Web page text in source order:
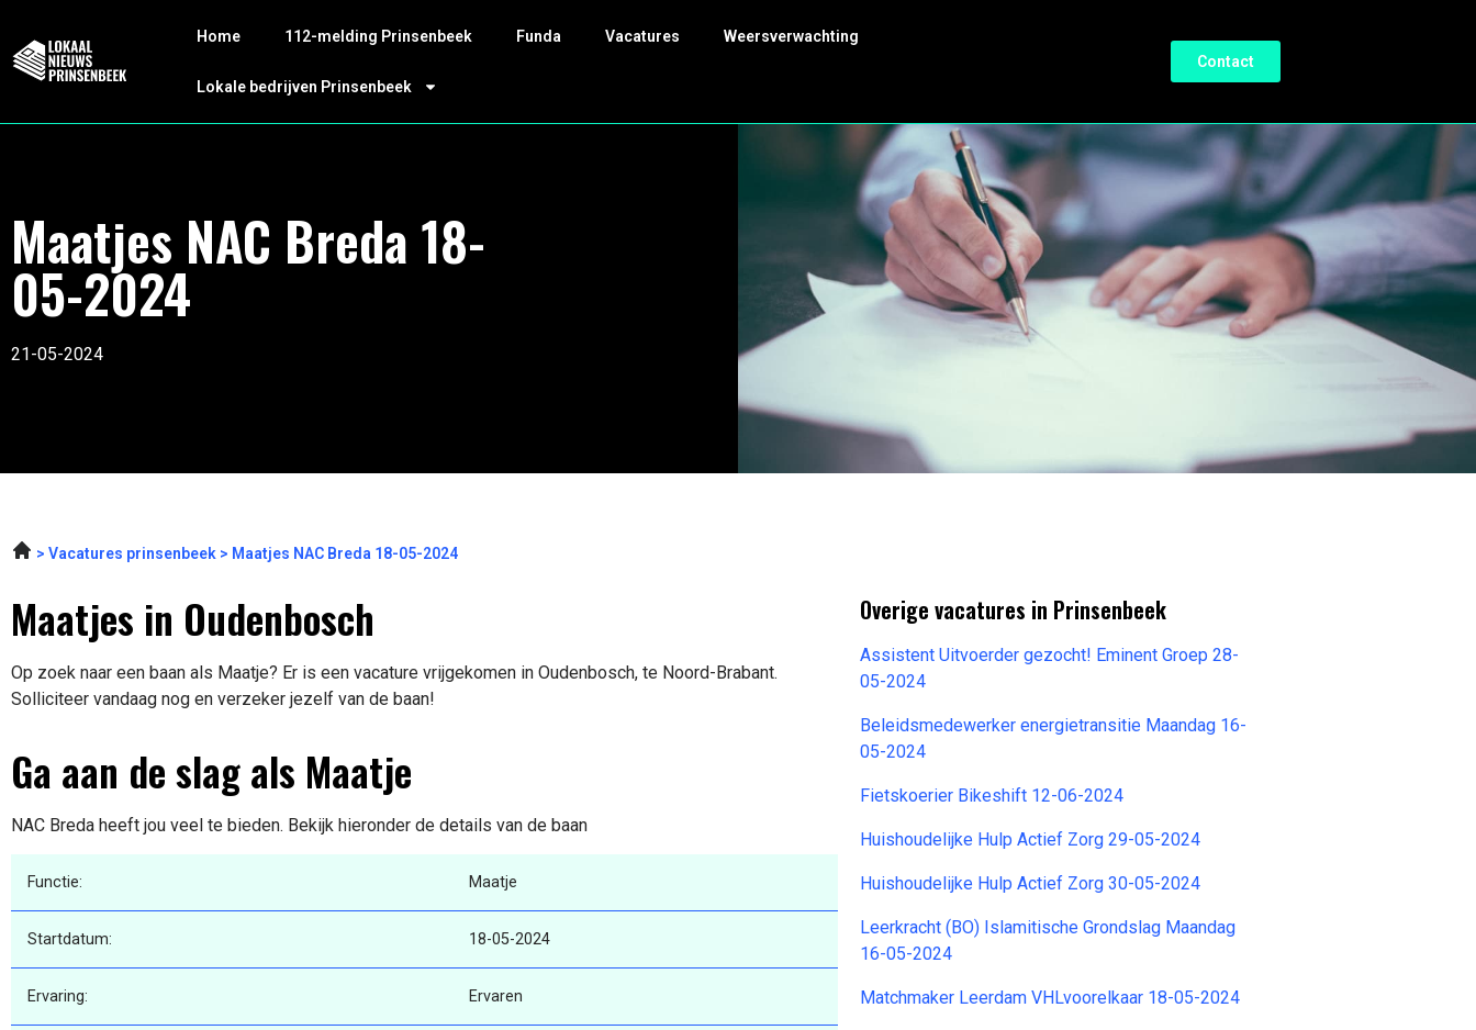
Home 112-melding Prinsenbeek Funda Vacatures Weersverwachting
Lokale bedrijven Prinsenbeek
Contact
Maatjes NAC Breda 18-
05-2024
21-05-2024
Vacatures prinsenbeek Maatjes NAC Breda 18-05-2024
Maatjes in Oudenbosch
Op zoek naar een baan als Maatje? Er is een vacature vrijgekomen in Oudenbosch, te Noord-Brabant.
Solliciteer vandaag nog en verzeker jezelf van de baan!
Ga aan de slag als Maatje
NAC Breda heeft jou veel te bieden. Bekijk hieronder de details van de baan
Functie: Maatje
Startdatum: 18-05-2024
Ervaring: Ervaren
Overige vacatures in Prinsenbeek
Assistent Uitvoerder gezocht! Eminent Groep 28-
05-2024
Beleidsmedewerker energietransitie Maandag 16-
05-2024
Fietskoerier Bikeshift 12-06-2024
Huishoudelijke Hulp Actief Zorg 29-05-2024
Huishoudelijke Hulp Actief Zorg 30-05-2024
Leerkracht (BO) Islamitische Grondslag Maandag
16-05-2024
Matchmaker Leerdam VHLvoorelkaar 18-05-2024